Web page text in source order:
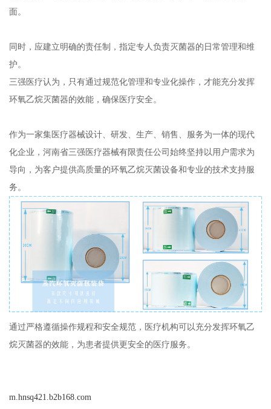
面。
同时，应建立明确的责任制，指定专人负责灭菌器的日常管理和维
护。
三强医疗认为，只有通过规范化管理和专业化操作，才能充分发挥
环氧乙烷灭菌器的效能，确保医疗安全。
作为一家集医疗器械设计、研发、生产、销售、服务为一体的现代
化企业，河南省三强医疗器械有限责任公司始终坚持以用户需求为
导向，为客户提供高质量的环氧乙烷灭菌设备和专业的技术支持服
务。
通过严格遵循操作规程和安全规范，医疗机构可以充分发挥环氧乙
烷灭菌器的效能，为患者提供更安全的医疗服务。
m.hnsq421.b2b168.com